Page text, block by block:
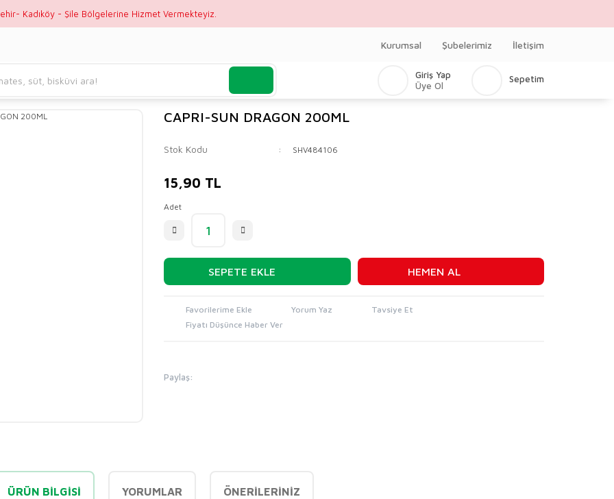
Kadıköy - Şile Bölgelerine Hizmet Vermekteyiz.
Kurumsal Şubelerimiz İletişim
Giriş Yap
Üye Ol
Sepetim
CAPRI-SUN DRAGON 200ML
Stok Kodu SHV484106
15,90 TL
Adet
SEPETE EKLE HEMEN AL
Yorum Yaz
Tavsiye Et
Fiyatı Düşünce Haber Ver
Paylaş:
ÜRÜN BILGISI YORUMLAR ÖNERILERINIZ